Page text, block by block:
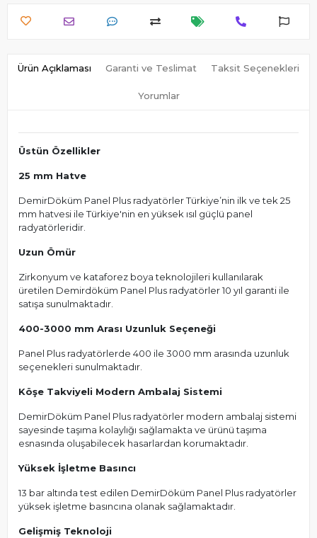
Ürün Açıklaması Garanti ve Teslimat Taksit Seçenekleri
Yorumlar
Üstün Özellikler
25 mm Hatve
DemirDöküm Panel Plus radyatörler Türkiye’nin ilk ve tek 25
mm hatvesi ile Türkiye'nin en yüksek ısıl güçlü panel
radyatörleridir.
Uzun Ömür
Zirkonyum ve kataforez boya teknolojileri kullanılarak
üretilen Demirdöküm Panel Plus radyatörler 10 yıl garanti ile
satışa sunulmaktadır.
400-3000 mm Arası Uzunluk Seçeneği
Panel Plus radyatörlerde 400 ile 3000 mm arasında uzunluk
seçenekleri sunulmaktadır.
Köşe Takviyeli Modern Ambalaj Sistemi
DemirDöküm Panel Plus radyatörler modern ambalaj sistemi
sayesinde taşıma kolaylığı sağlamakta ve ürünü taşıma
esnasında oluşabilecek hasarlardan korumaktadır.
Yüksek İşletme Basıncı
13 bar altında test edilen DemirDöküm Panel Plus radyatörler
yüksek işletme basıncına olanak sağlamaktadır.
Gelişmiş Teknoloji